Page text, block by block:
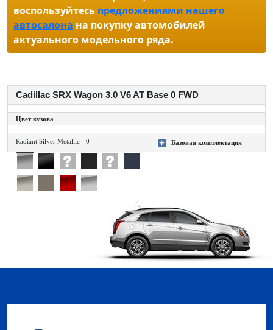
воспользуйтесь предложениями нашего
автосалона на покупку автомобилей
актуального модельного ряда.
Cadillac SRX Wagon 3.0 V6 AT Base 0 FWD
Цвет кузова
Radiant Silver Metallic - 0
Базовая комплектация